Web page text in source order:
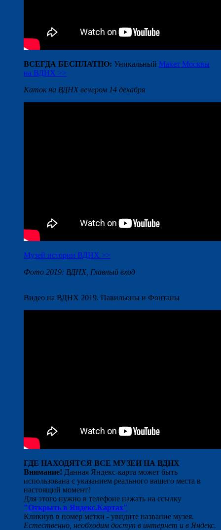
ВСЕГДА БЕСПЛАТНО: Уникальный Макет Москвы
на ВДНХ >>
Каток на ВДНХ вечером 14 декабря
Музей истории ВДНХ >>
Фото 2019: ВДНХ, Главный вход
Видео на ВДНХ 2019. Павильоны и Фонтаны
ГДЕ НАХОДЯТСЯ ВСЕ МУЗЕИ НА ВДНХ
Внимание! Данная Яндекс-карта может быть
использована с указанием реального вашего места в
настоящий момент!
Для этого нужно в телефоне нажать на ссылку
"Открыть в Яндекс.Картах"
Кликнув в номер метки - увидите название музея.
Естественно, необходим доступ в интернет и в Яндекс.